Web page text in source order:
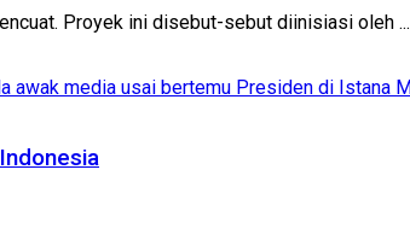
Proyek ini disebut-sebut diinisiasi oleh ...